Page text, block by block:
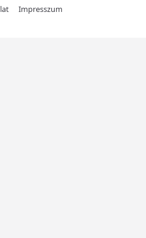
Impresszum